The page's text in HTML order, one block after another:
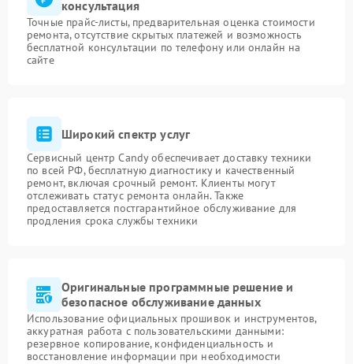
консультация
Точные прайс-листы, предварительная оценка стоимости
ремонта, отсутствие скрытых платежей и возможность
бесплатной консультации по телефону или онлайн на
сайте
Широкий спектр услуг
Сервисный центр Candy обеспечивает доставку техники
по всей РФ, бесплатную диагностику и качественный
ремонт, включая срочный ремонт. Клиенты могут
отслеживать статус ремонта онлайн. Также
предоставляется постгарантийное обслуживание для
продления срока службы техники
Оригинальные программные решение и
безопасное обслуживание данных
Использование официальных прошивок и инструментов,
аккуратная работа с пользовательскими данными:
резервное копирование, конфиденциальность и
восстановление информации при необходимости